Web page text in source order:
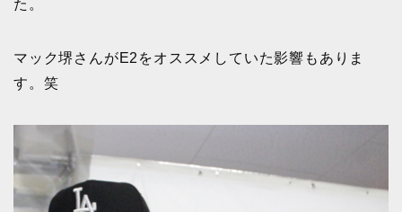
た。
マック堺さんがE2をオススメしていた影響もありま
す。笑